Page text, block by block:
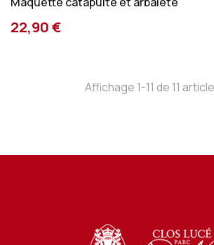
22,90 €
Affichage 1-11 de 11